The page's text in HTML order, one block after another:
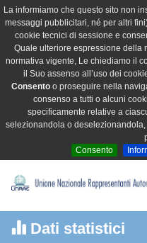
La informiamo che questo sito non
messaggi pubblicitari, né per altri
cookie tecnici di sessione e
Quale ulteriore espressione della
normativa vigente, Le chiediamo il
il Suo assenso all’uso dei
Consento o proseguire nella
consenso a tutti o alcuni
specificamente relative a
selezionandola o
Consento
Dati statistici